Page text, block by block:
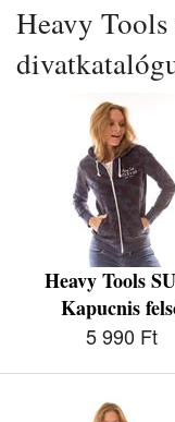
Heavy
Heavy Tools
Kapucnis
5 990 Ft